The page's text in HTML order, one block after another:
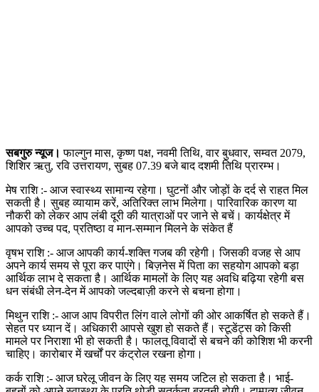
सबगुरु न्यूज। फाल्गुन मास, कृष्ण पक्ष, नवमी तिथि, वार बुधवार, सम्वत 2079,
शिशिर ऋतु, रवि उत्तरायण, सुबह 07.39 बजे बाद दशमी तिथि प्रारम्भ।
मेष राशि :- आज स्वास्थ्य सामान्य रहेगा। घुटनों और जोड़ों के दर्द से राहत मिल
सकती है। सुबह व्यायाम करें, अतिरिक्त लाभ मिलेगा। पारिवारिक कारण या
नौकरी को लेकर आप लंबी दूरी की यात्राओं पर जाने से बचें। कार्यक्षेत्र में
आपको उच्च पद, प्रतिष्ठा व मान-सम्मान मिलने के संकेत हैं
वृषभ राशि :- आज आपकी कार्य-शक्ति गजब की रहेगी। जिसकी वजह से आप
अपने कार्य समय से पूरा कर पाएंगे। बिज़नेस में पिता का सहयोग आपको बड़ा
आर्थिक लाभ दे सकता है। आर्थिक मामलों के लिए यह अवधि बढ़िया रहेगी बस
धन संबंधी लेन-देन में आपको जल्दबाज़ी करने से बचना होगा।
मिथुन राशि :- आज आप विपरीत लिंग वाले लोगों की ओर आकर्षित हो सकते हैं।
सेहत पर ध्यान दें। अधिकारी आपसे खुश हो सकते हैं। स्टूडेंट्स को किसी
मामले पर निराशा भी हो सकती है। फालतू विवादों से बचने की कोशिश भी करनी
चाहिए। कारोबार में खर्चों पर कंट्रोल रखना होगा।
कर्क राशि :- आज घरेलू जीवन के लिए यह समय जटिल हो सकता है। भाई-